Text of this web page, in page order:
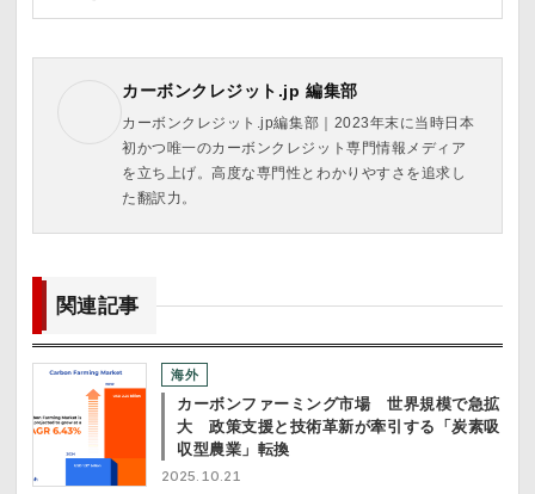
カーボンクレジット.jp 編集部
カーボンクレジット.jp編集部｜2023年末に当時日本
初かつ唯一のカーボンクレジット専門情報メディア
を立ち上げ。高度な専門性とわかりやすさを追求し
た翻訳力。
関連記事
海外
カーボンファーミング市場 世界規模で急拡
大 政策支援と技術革新が牽引する「炭素吸
収型農業」転換
2025.10.21